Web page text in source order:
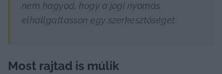
nem hagyod, hogy a jogi nyomás
elhallgattasson egy szerkesztőséget.
Most rajtad is múlik